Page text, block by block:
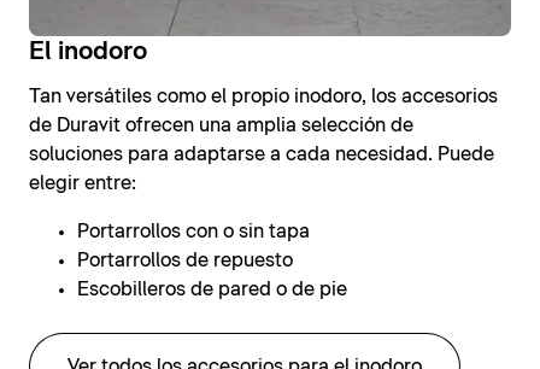
El inodoro
Tan versátiles como el propio inodoro, los accesorios
de Duravit ofrecen una amplia selección de
soluciones para adaptarse a cada necesidad. Puede
elegir entre:
Portarrollos con o sin tapa
Portarrollos de repuesto
Escobilleros de pared o de pie